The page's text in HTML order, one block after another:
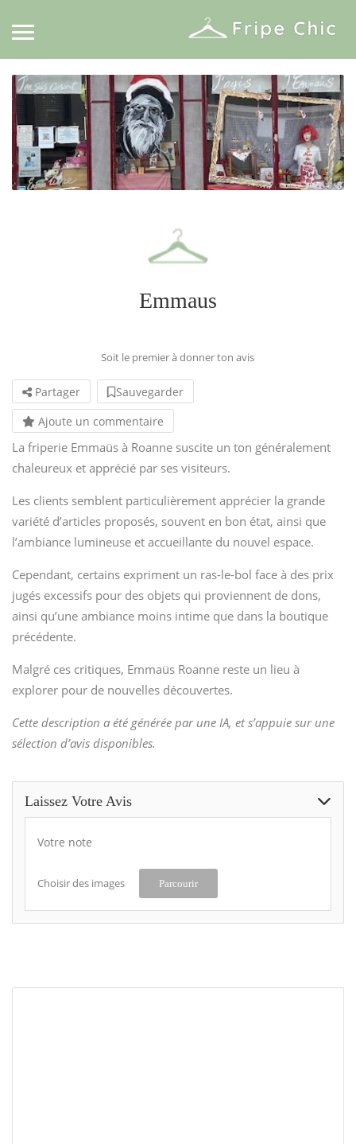
Emmaus
Soit le premier à donner ton avis
Partager
Sauvegarder
Ajoute un commentaire
La friperie Emmaüs à Roanne suscite un ton généralement
chaleureux et apprécié par ses visiteurs.
Les clients semblent particulièrement apprécier la grande
variété d’articles proposés, souvent en bon état, ainsi que
l’ambiance lumineuse et accueillante du nouvel espace.
Cependant, certains expriment un ras-le-bol face à des prix
jugés excessifs pour des objets qui proviennent de dons,
ainsi qu’une ambiance moins intime que dans la boutique
précédente.
Malgré ces critiques, Emmaüs Roanne reste un lieu à
explorer pour de nouvelles découvertes.
Cette description a été générée par une IA, et s’appuie sur une
sélection d’avis disponibles.
Laissez Votre Avis
Votre note
Choisir des images Parcourir